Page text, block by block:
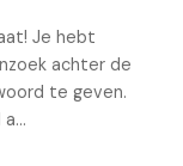
Je hebt
achter de
te geven.